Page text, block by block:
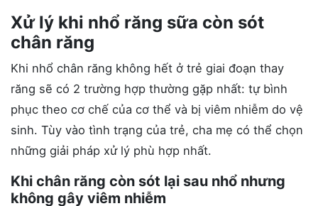
Xử lý khi nhổ răng sữa còn sót
chân răng
Khi nhổ chân răng không hết ở trẻ giai đoạn thay
răng sẽ có 2 trường hợp thường gặp nhất: tự bình
phục theo cơ chế của cơ thể và bị viêm nhiễm do vệ
sinh. Tùy vào tình trạng của trẻ, cha mẹ có thể chọn
những giải pháp xử lý phù hợp nhất.
Khi chân răng còn sót lại sau nhổ nhưng
không gây viêm nhiễm